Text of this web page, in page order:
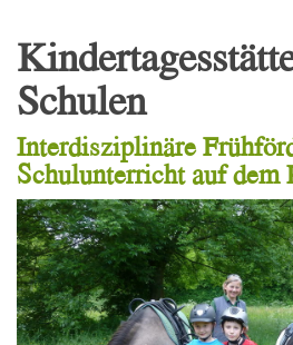
Schulen
Interdisziplinäre
Schulunterricht auf dem